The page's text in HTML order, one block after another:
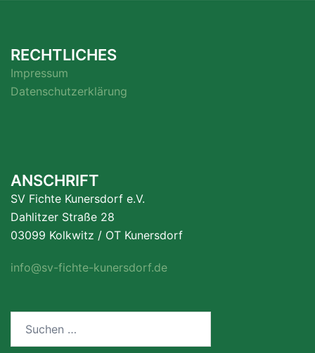
RECHTLICHES
Impressum
Datenschutzerklärung
ANSCHRIFT
SV Fichte Kunersdorf e.V.
Dahlitzer Straße 28
03099 Kolkwitz / OT Kunersdorf
info@sv-fichte-kunersdorf.de